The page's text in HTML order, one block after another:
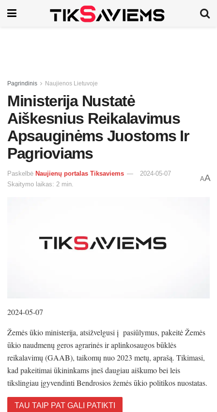
Pagrindinis Naujienos Lietuvoje
Ministerija Nustatė
Aiškesnius Reikalavimus
Apsauginėms Juostoms Ir
Pagrioviams
Paskelbė Naujienų portalas Tiksaviems
2024-05-07
Skaitymo laikas: 2 min.
AA
2024-05-07
Žemės ūkio ministerija, atsižvelgusi į pasiūlymus, pakeitė Žemės
ūkio naudmenų geros agrarinės ir aplinkosaugos būklės
reikalavimų (GAAB), taikomų nuo 2023 metų, aprašą. Tikimasi,
kad pakeitimai ūkininkams įneš daugiau aiškumo bei leis
tikslingiau įgyvendinti Bendrosios žemės ūkio politikos nuostatas.
TAU TAIP PAT GALI PATIKTI